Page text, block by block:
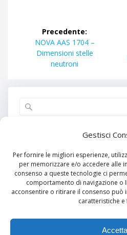
Gestisci
Per fornire le migliori esperienze,
per memorizzare e/o accedere alle
consenso a queste tecnologie ci
comportamento di navigazione o
acconsentire o ritirare il consenso può
caratteristiche e
Accetta
Navigazione
articoli
Precedente:
Articolo
precedente:
NOVA AAS 1704 –
Dimensioni stelle
neutroni
Articoli
Commenti
Nessun commento
Nessun archivio